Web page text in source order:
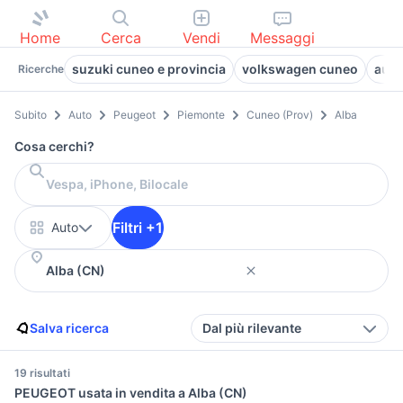
Home Cerca Vendi Messaggi
Ricerche suzuki cuneo e provincia volkswagen cuneo
Subito Auto Peugeot Piemonte Cuneo (Prov) Alba
Cosa cerchi?
Auto Filtri +1
Salva ricerca Dal più rilevante
19 risultati
PEUGEOT usata in vendita a Alba (CN)